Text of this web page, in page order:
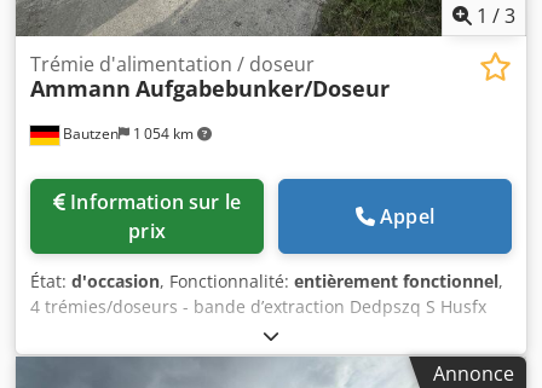
1 /3
Bautzen 1 054 km
Trémie d'alimentation / doseur
Ammann Aufgabebunker/Doseur
prix
Appel
État: d'occasion, Fonctionnalité: entièrement fonctionnel,
4 trémies/doseurs - bande d’extraction Dedpszq S Husfx
Ahkskr - convoyeur/bande de transfert - installation
électrique, si présente
Annonce